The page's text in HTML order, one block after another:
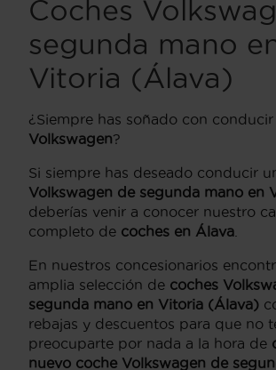
Coches
segunda mano
Vitoria (Álava)
¿Siempre has soñado con conducir
Volkswagen?
Si siempre has deseado conducir
Volkswagen de segunda mano en
deberías venir a conocer nuestro
completo de coches en Álava
En nuestros concesionarios
amplia selección de coches
segunda mano en Vitoria (Álava)
rebajas y descuentos para que no
preocuparte por nada a la hora de
nuevo coche Volkswagen de